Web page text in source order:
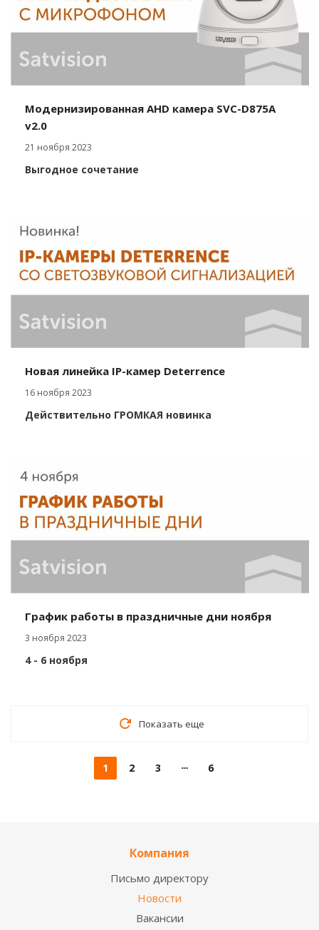
Модернизированная AHD камера SVC-D875A
v2.0
21 ноября 2023
Выгодное сочетание
Новая линейка IP-камер Deterrence
16 ноября 2023
Действительно ГРОМКАЯ новинка
График работы в праздничные дни ноября
3 ноября 2023
4 - 6 ноября
Показать еще
1 2 3 6
Компания
Письмо директору
Новости
Вакансии